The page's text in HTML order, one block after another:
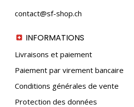
contact@sf-shop.ch
INFORMATIONS
Livraisons et paiement
Paiement par virement bancaire
Conditions générales de vente
Protection des données